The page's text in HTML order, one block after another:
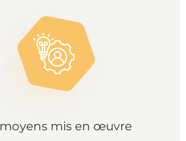
moyens mis en œuvre